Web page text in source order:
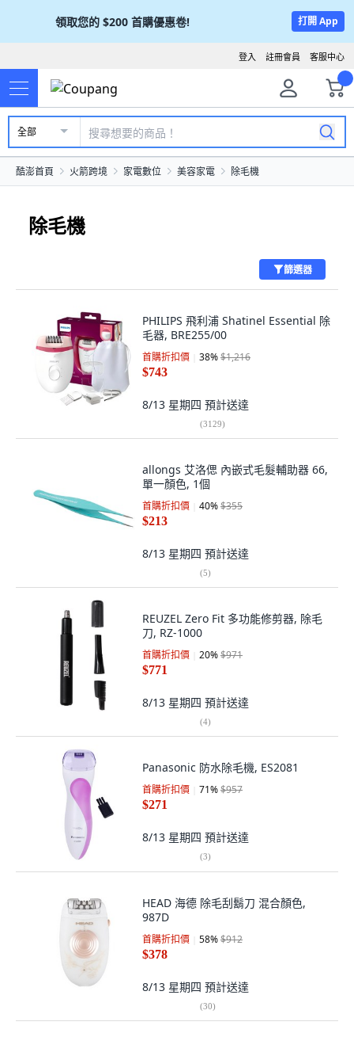
領取您的 $200 首購優惠卷! 打開 App
客服中心
註冊會員
登入
全部
酷澎首頁 火箭跨境 家電數位 美容家電 除毛機
除毛機
篩選器
PHILIPS 飛利浦 Shatinel Essential 除
毛器, BRE255/00
首購折扣價 38%$1,216
$743
8/13 星期四 預計送達
(3129)
allongs 艾洛偲 內嵌式毛髮輔助器 66,
單一顏色, 1個
首購折扣價 40%$355
$213
8/13 星期四 預計送達
(5)
REUZEL Zero Fit 多功能修剪器, 除毛
刀, RZ-1000
首購折扣價 20%$971
$771
8/13 星期四 預計送達
(4)
Panasonic 防水除毛機, ES2081
首購折扣價 71%$957
$271
8/13 星期四 預計送達
(3)
HEAD 海德 除毛刮鬍刀 混合顏色,
987D
首購折扣價 58%$912
$378
8/13 星期四 預計送達
(30)